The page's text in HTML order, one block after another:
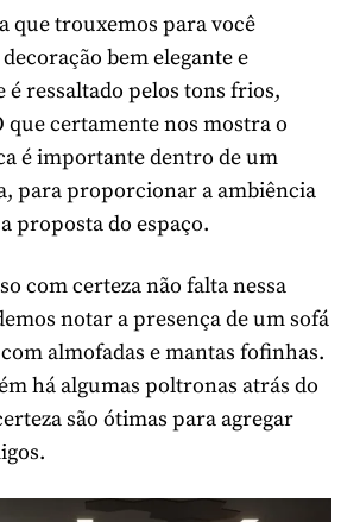
que trouxemos para você
bem elegante e
é ressaltado pelos tons frios,
que certamente nos mostra o
é importante dentro de um
para proporcionar a ambiência
proposta do espaço.
com certeza não falta nessa
notar a presença de um sofá
almofadas e mantas fofinhas.
há algumas poltronas atrás do
são ótimas para agregar